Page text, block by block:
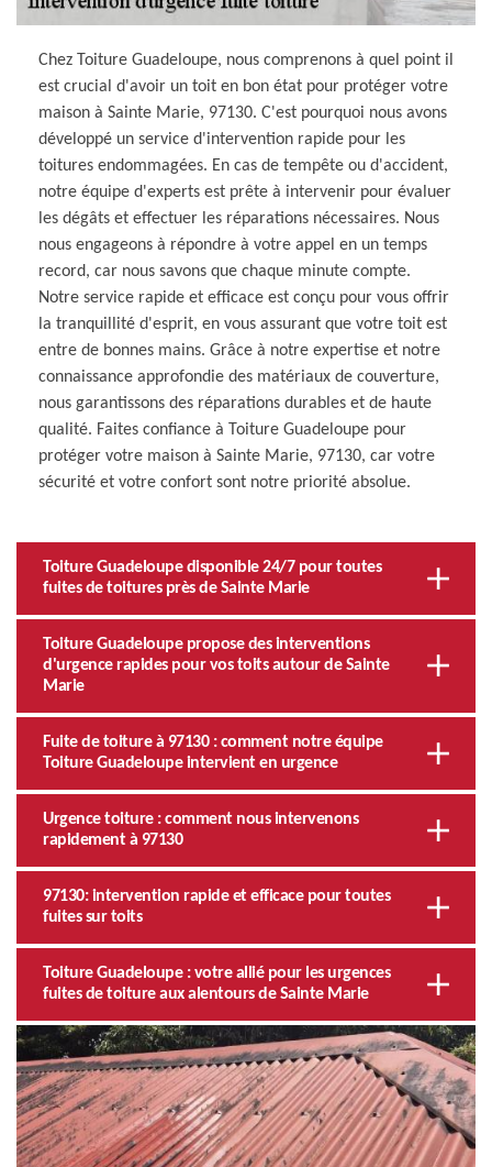
Chez Toiture Guadeloupe, nous comprenons à quel point il
est crucial d'avoir un toit en bon état pour protéger votre
maison à Sainte Marie, 97130. C'est pourquoi nous avons
développé un service d'intervention rapide pour les
toitures endommagées. En cas de tempête ou d'accident,
notre équipe d'experts est prête à intervenir pour évaluer
les dégâts et effectuer les réparations nécessaires. Nous
nous engageons à répondre à votre appel en un temps
record, car nous savons que chaque minute compte.
Notre service rapide et efficace est conçu pour vous offrir
la tranquillité d'esprit, en vous assurant que votre toit est
entre de bonnes mains. Grâce à notre expertise et notre
connaissance approfondie des matériaux de couverture,
nous garantissons des réparations durables et de haute
qualité. Faites confiance à Toiture Guadeloupe pour
protéger votre maison à Sainte Marie, 97130, car votre
sécurité et votre confort sont notre priorité absolue.
Toiture Guadeloupe disponible 24/7 pour toutes
fuites de toitures près de Sainte Marie
Toiture Guadeloupe propose des interventions
d'urgence rapides pour vos toits autour de Sainte
Marie
Fuite de toiture à 97130 : comment notre équipe
Toiture Guadeloupe intervient en urgence
Urgence toiture : comment nous intervenons
rapidement à 97130
97130: intervention rapide et efficace pour toutes
fuites sur toits
Toiture Guadeloupe : votre allié pour les urgences
fuites de toiture aux alentours de Sainte Marie